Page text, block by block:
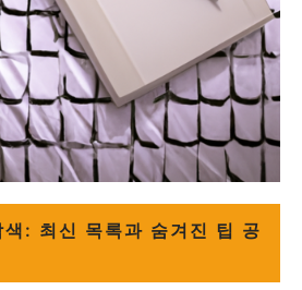
: 최신 목록과 숨겨진 팁 공